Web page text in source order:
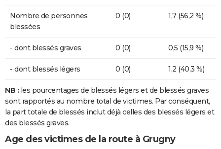
Nombre de personnes
blessées
0 (0) 1,7 (56,2 %)
- dont blessés graves 0 (0) 0,5 (15,9 %)
- dont blessés légers 0 (0) 1,2 (40,3 %)
NB : les pourcentages de blessés légers et de blessés graves
sont rapportés au nombre total de victimes. Par conséquent,
la part totale de blessés inclut déjà celles des blessés légers et
des blessés graves.
Age des victimes de la route à Grugny